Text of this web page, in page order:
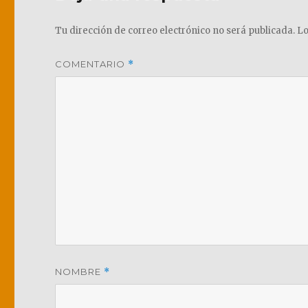
Tu dirección de correo electrónico no será publicada.
COMENTARIO *
NOMBRE *